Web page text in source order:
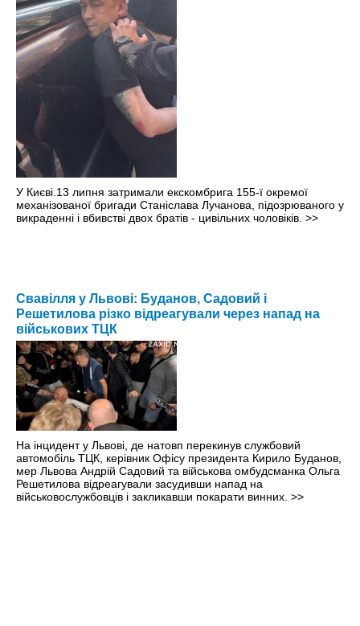
У Києві.13 липня затримали екскомбрига 155-ї окремої
механізованої бригади Станіслава Лучанова, підозрюваного у
викраденні і вбивстві двох братів - цивільних чоловіків. >>
Свавілля у Львові: Буданов, Садовий і
Решетилова різко відреагували через напад на
військових ТЦК
На інцидент у Львові, де натовп перекинув службовий
автомобіль ТЦК, керівник Офісу президента Кирило Буданов,
мер Львова Андрій Садовий та військова омбудсманка Ольга
Решетилова відреагували засудивши напад на
військовослужбовців і закликавши покарати винних. >>